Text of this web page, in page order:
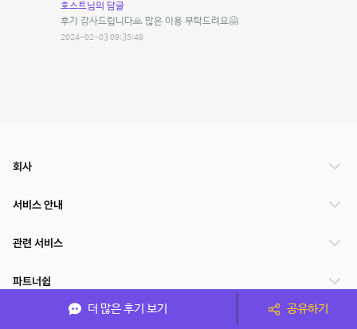
호스트님의 답글
후기 감사드립니다🙏 많은 이용 부탁드려요🤗
2024-02-03 09:35:49
더 많은 후기 보기 공유하기
회사
서비스 안내
관련 서비스
파트너쉽
서비스 제공 국가